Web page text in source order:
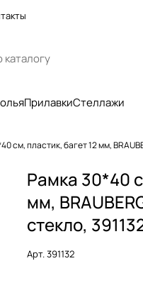
ПрилавкиСтеллажи
см, пластик, багет 12 мм,
Рамка 30*40
мм,
стекло,
Арт.391132